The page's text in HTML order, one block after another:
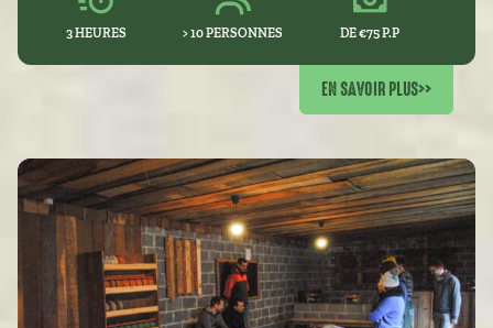
3 HEURES > 10 PERSONNES DE €75 P.P
EN SAVOIR PLUS>>